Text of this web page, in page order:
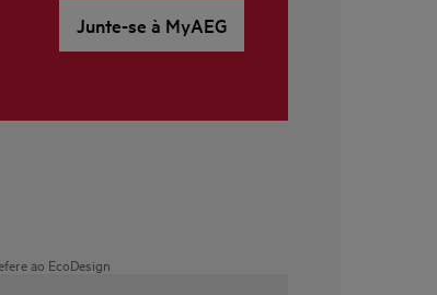
Junte-se à MyAEG
ao EcoDesign